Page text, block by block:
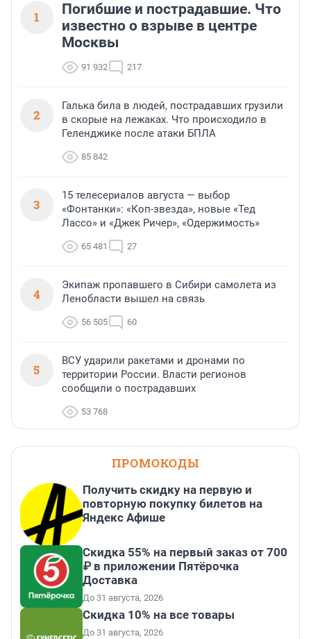
1
Погибшие и пострадавшие. Что
известно о взрыве в центре
Москвы
91 932 217
2
Галька била в людей, пострадавших грузили
в скорые на лежаках. Что происходило в
Геленджике после атаки БПЛА
85 842
3
15 телесериалов августа — выбор
«Фонтанки»: «Коп-звезда», новые «Тед
Лассо» и «Джек Ричер», «Одержимость»
65 481 27
4
Экипаж пропавшего в Сибири самолета из
Ленобласти вышел на связь
56 505 60
5
ВСУ ударили ракетами и дронами по
территории России. Власти регионов
сообщили о пострадавших
53 768
ПРОМОКОДЫ
Получить скидку на первую и
повторную покупку билетов на
Яндекс Афише
Скидка 55% на первый заказ от 700
₽ в приложении Пятёрочка
Доставка
До 31 августа, 2026
Скидка 10% на все товары
До 31 августа, 2026